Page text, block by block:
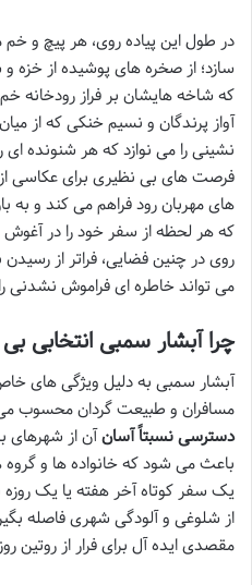
در طول این پیاده روی، هر پیچ و
سازد؛ از صخره های پوشیده از خزه
که شاخه هایشان بر فراز رودخانه
آواز پرندگان و نسیم خنکی که از
نشینی را می نوازد که هر شنونده
فرصت های بی نظیری برای عکاسی
های مهربان رود فراهم می کند و به
که هر لحظه از سفر خود را در
روی در چنین فضایی، فراتر از
می تواند خاطره ای فراموش نشدنی
چرا آبشار سمبی انتخابی
آبشار سمبی به دلیل ویژگی های
مسافران و طبیعت گردان محسوب
دسترسی نسبتاً آسانآن از شهرهای
باعث می شود که خانواده ها و گروه
یک سفر کوتاه آخر هفته یا یک روزه
از شلوغی و آلودگی شهری فاصله
مقصدی ایده آل برای فرار از روتین